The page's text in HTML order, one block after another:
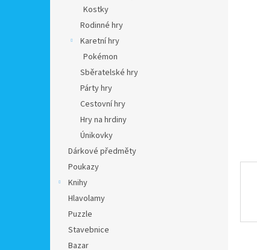
Kostky
Rodinné hry
Karetní hry
Pokémon
Sběratelské hry
Párty hry
Cestovní hry
Hry na hrdiny
Únikovky
Dárkové předměty
Poukazy
Knihy
Hlavolamy
Puzzle
Stavebnice
Bazar